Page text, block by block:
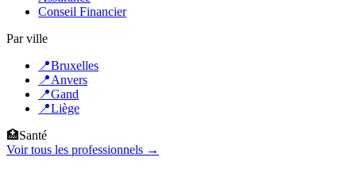
Conseil Financier
Par ville
📍Bruxelles
📍Anvers
📍Gand
📍Liège
🏥Santé
Voir tous les professionnels →